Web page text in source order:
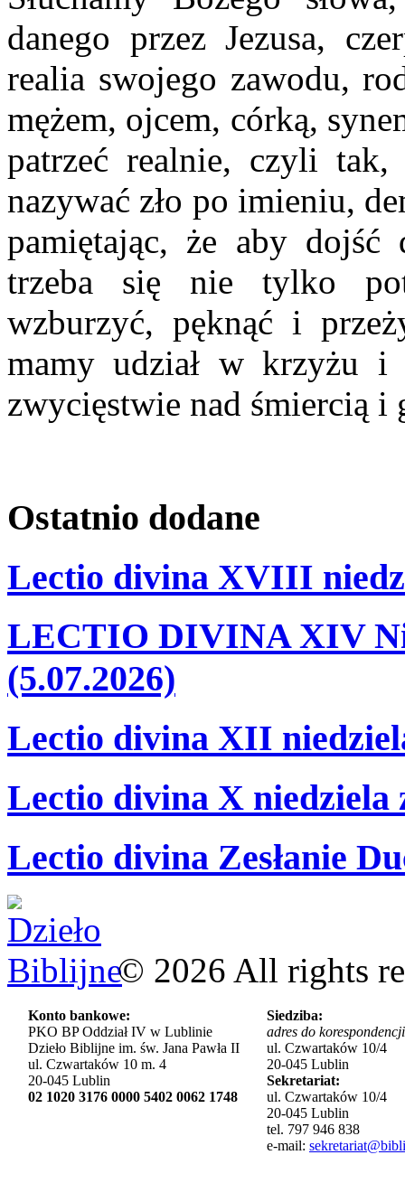
danego przez Jezusa,
realia swojego zawodu,
mężem, ojcem, córką,
patrzeć realnie, czyli
nazywać zło po imieniu,
pamiętając, że aby dojść
trzeba się nie tylko
wzburzyć, pęknąć i
mamy udział w krzyżu i
zwycięstwie nad śmiercią i
Ostatnio dodane
Lectio divina XVIII
LECTIO DIVINA XIV
(5.07.2026)
Lectio divina XII
Lectio divina X niedziela
Lectio divina Zesłanie
© 2026 All rights
Konto bankowe:
PKO BP Oddział IV w Lublinie
Dzieło Biblijne im. św. Jana Pawła II
ul. Czwartaków 10 m. 4
20-045 Lublin
02 1020 3176 0000 5402 0062 1748
Siedziba:
adres do
ul. Czwartaków 10/4
20-045 Lublin
Sekretariat:
ul. Czwartaków 10/4
20-045 Lublin
tel. 797 946 838
e-mail: